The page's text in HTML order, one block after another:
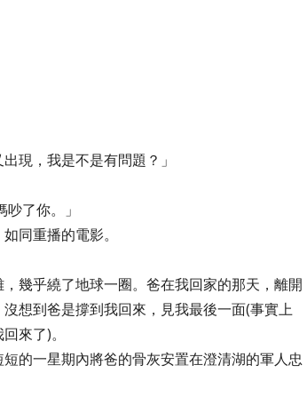
現，我是不是有問題？」
了你。」
同重播的電影。
幾乎繞了地球一圈。爸在我回家的那天，離開
想到爸是撐到我回來，見我最後一面(事實上
來了)。
的一星期內將爸的骨灰安置在澄清湖的軍人忠